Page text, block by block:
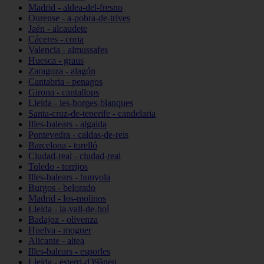
Madrid - aldea-del-fresno
Ourense - a-pobra-de-trives
Jaén - alcaudete
Cáceres - coria
Valencia - almussafes
Huesca - graus
Zaragoza - alagón
Cantabria - penagos
Girona - cantallops
Lleida - les-borges-blanques
Santa-cruz-de-tenerife - candelaria
Illes-balears - algaida
Pontevedra - caldas-de-reis
Barcelona - torelló
Ciudad-real - ciudad-real
Toledo - torrijos
Illes-balears - bunyola
Burgos - belorado
Madrid - los-molinos
Lleida - la-vall-de-boí
Badajoz - olivenza
Huelva - moguer
Alicante - altea
Illes-balears - esporles
Lleida - esterri-d39àneu